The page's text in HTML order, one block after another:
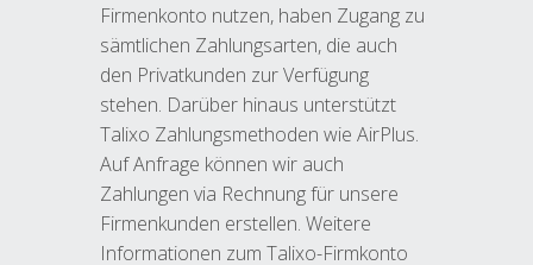
Firmenkonto nutzen, haben Zugang zu
sämtlichen Zahlungsarten, die auch
den Privatkunden zur Verfügung
stehen. Darüber hinaus unterstützt
Talixo Zahlungsmethoden wie AirPlus.
Auf Anfrage können wir auch
Zahlungen via Rechnung für unsere
Firmenkunden erstellen. Weitere
Informationen zum Talixo-Firmkonto